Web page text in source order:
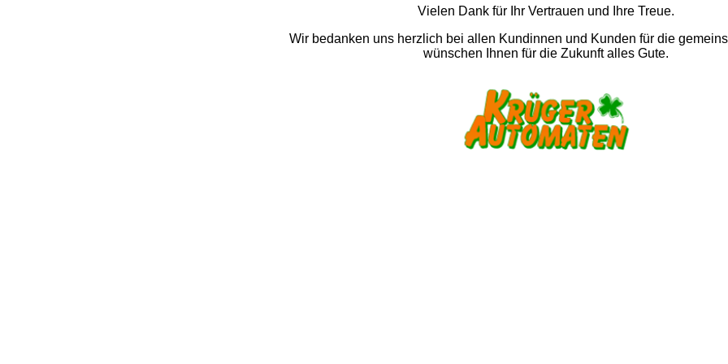
Vielen Dank für Ihr Vertrauen und Ihre Treue.
Wir bedanken uns herzlich bei allen Kundinnen und Kunden für die
wünschen Ihnen für die Zukunft alles Gute.